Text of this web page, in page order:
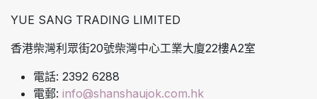
YUE SANG TRADING LIMITED
香港柴灣利眾街20號柴灣中心工業大廈22樓A2室
電話: 2392 6288
電郵: info@shanshaujok.com.hk